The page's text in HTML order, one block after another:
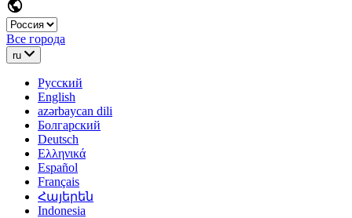
Все города
ru
Русский
English
azərbaycan dili
Болгарский
Deutsch
Ελληνικά
Español
Français
Հայերեն
Indonesia